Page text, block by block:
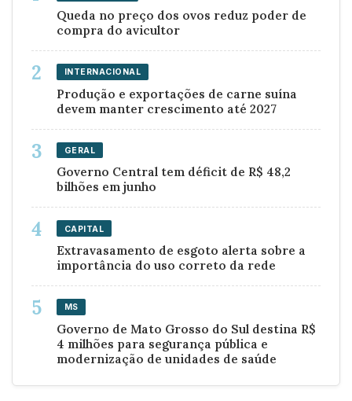
Queda no preço dos ovos reduz poder de
compra do avicultor
INTERNACIONAL
Produção e exportações de carne suína
devem manter crescimento até 2027
GERAL
Governo Central tem déficit de R$ 48,2
bilhões em junho
CAPITAL
Extravasamento de esgoto alerta sobre a
importância do uso correto da rede
MS
Governo de Mato Grosso do Sul destina R$
4 milhões para segurança pública e
modernização de unidades de saúde